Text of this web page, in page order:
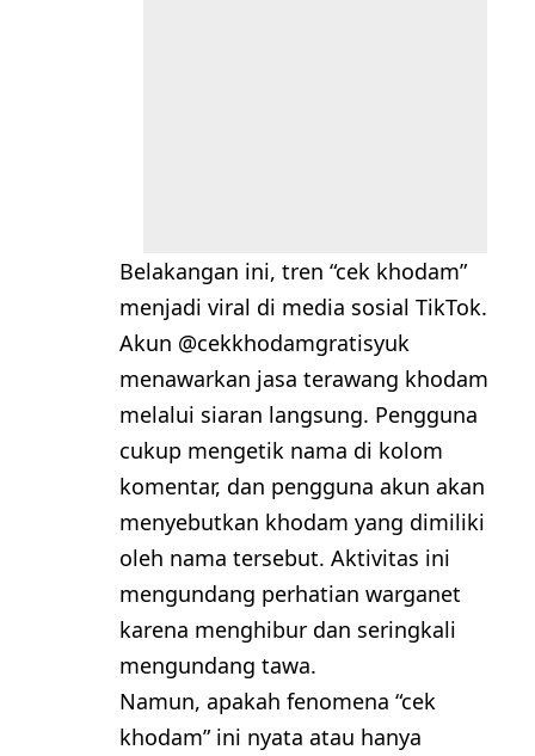
Belakangan ini, tren “cek khodam”
menjadi viral di media sosial TikTok.
Akun @cekkhodamgratisyuk
menawarkan jasa terawang khodam
melalui siaran langsung. Pengguna
cukup mengetik nama di kolom
komentar, dan pengguna akun akan
menyebutkan khodam yang dimiliki
oleh nama tersebut. Aktivitas ini
mengundang perhatian warganet
karena menghibur dan seringkali
mengundang tawa.
Namun, apakah fenomena “cek
khodam” ini nyata atau hanya